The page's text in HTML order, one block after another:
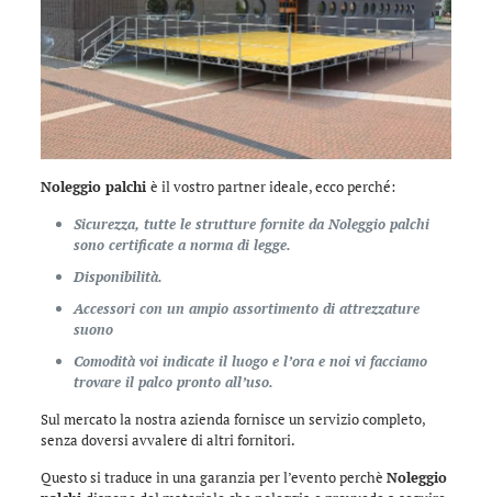
Noleggio palchi è il vostro partner ideale, ecco perché:
Sicurezza, tutte le strutture fornite da Noleggio palchi
sono certificate a norma di legge.
Disponibilità.
Accessori con un ampio assortimento di attrezzature
suono
Comodità voi indicate il luogo e l’ora e noi vi facciamo
trovare il palco pronto all’uso.
Sul mercato la nostra azienda fornisce un servizio completo,
senza doversi avvalere di altri fornitori.
Questo si traduce in una garanzia per l’evento perchè Noleggio